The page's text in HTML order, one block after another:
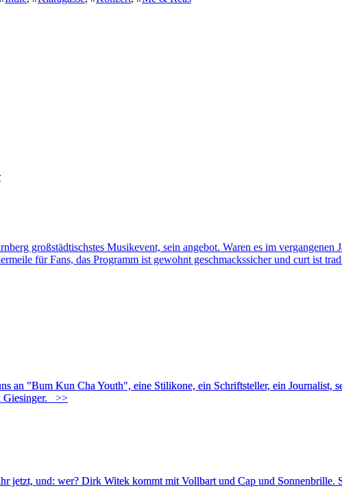
großstädtischstes Musikevent, sein angebot. Waren es im
für Fans, das Programm ist gewohnt geschmackssicher und curt ist
an "Bum Kun Cha Youth", eine Stilikone, ein Schriftsteller, ein Journalist,
>>
jetzt, und: wer? Dirk Witek kommt mit Vollbart und Cap und Sonnenbrille.